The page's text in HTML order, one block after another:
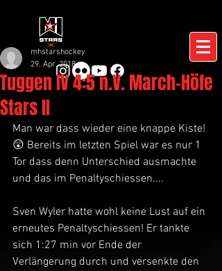
Tuggen IV 4:5 n.V. March-Höfe
Stars II
mhstarshockey
29. Apr. 2018
Man war dass wieder eine knappe Kiste!
😲 Bereits im letzten Spiel war es nur 1
Tor dass denn Unterschied ausmachte
und das im Penaltyschiessen....
Sven Wyler hatte wohl keine Lust auf ein
erneutes Penaltyschiessen! Er tankte
sich 1:27 min vor Ende der
Verlängerung durch und versenkte den